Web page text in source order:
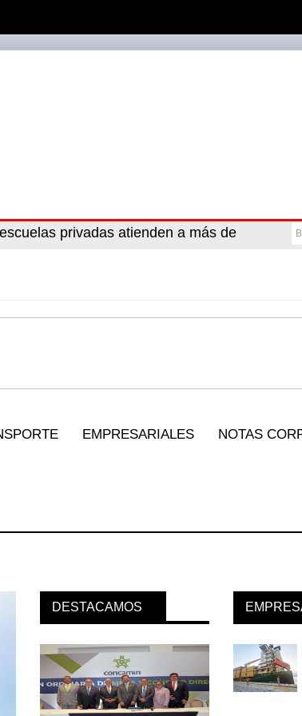
privadas atienden a más de
EMPRESARIALES NOTAS
DESTACAMOS
MSC incorpora servicio
PAMEX en ...
12 JUL 2026